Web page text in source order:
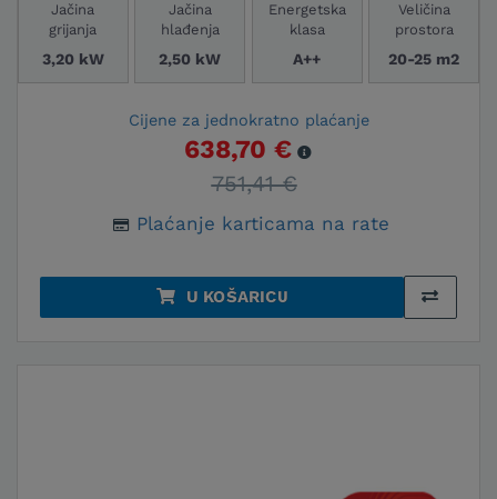
Jačina
grijanja
3,20 kW
Jačina
hlađenja
2,50 kW
Energetska
klasa
A++
Veličina
prostora
20-25 m2
Cijene za jednokratno plaćanje
638,70 €
751,41 €
Plaćanje karticama na rate
U KOŠARICU